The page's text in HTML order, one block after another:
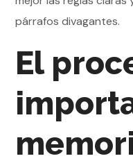
párrafos divagantes.
El